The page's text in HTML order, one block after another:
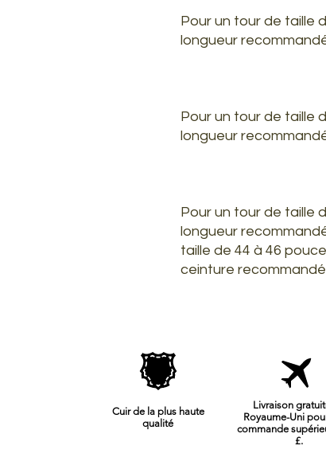
Pour un tour de taille
longueur
Pour un tour de taille
longueur
Pour un tour de taille
longueur
taille de 44 à 46
ceinture
Cuir de la plus haute
qualité
Livraison
Royaume-Uni
commande
£.